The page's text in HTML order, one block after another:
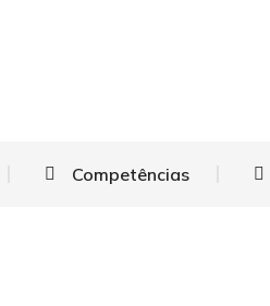
Competências